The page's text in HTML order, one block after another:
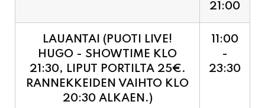
21:00
LAUANTAI (PUOTI LIVE!
HUGO - SHOWTIME KLO
21:30, LIPUT PORTILTA 25€.
RANNEKKEIDEN VAIHTO KLO
20:30 ALKAEN.)
11:00
-
23:30